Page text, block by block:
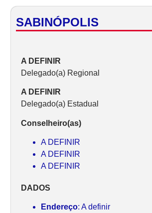
SABINÓPOLIS
A DEFINIR
Delegado(a) Regional
A DEFINIR
Delegado(a) Estadual
Conselheiro(as)
A DEFINIR
A DEFINIR
A DEFINIR
DADOS
Endereço: A definir